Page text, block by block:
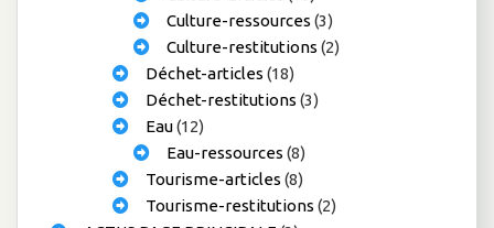
Culture-ressources (3)
Culture-restitutions (2)
Déchet-articles (18)
Déchet-restitutions (3)
Eau(12)
Eau-ressources (8)
Tourisme-articles (8)
Tourisme-restitutions (2)